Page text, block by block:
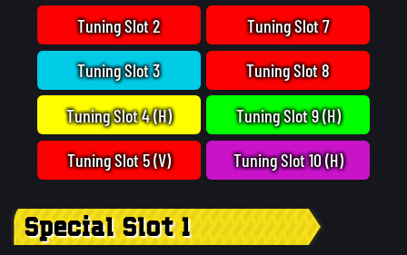
Tuning Slot 2
Tuning Slot 3
Tuning Slot 4 (H)
Tuning Slot 5 (V)
Tuning Slot 7
Tuning Slot 8
Tuning Slot 9 (H)
Tuning Slot 10 (H)
Special Slot 1